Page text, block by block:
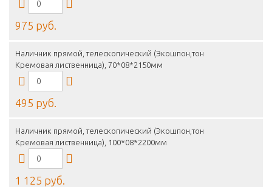
975 руб.
Наличник прямой, телескопический (Экошпон,тон
Кремовая лиственница), 70*08*2150мм
495 руб.
Наличник прямой, телескопический (Экошпон,тон
Кремовая лиственница), 100*08*2200мм
1 125 руб.